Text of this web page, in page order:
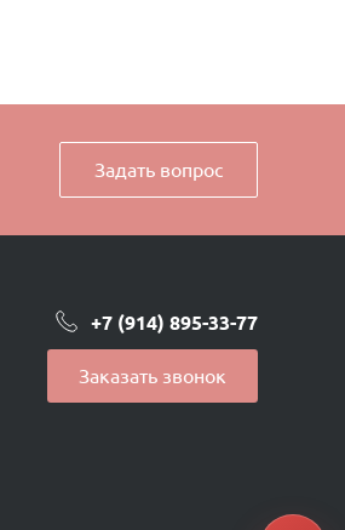
Задать вопрос
+7 (914) 895-33-77
Заказать звонок